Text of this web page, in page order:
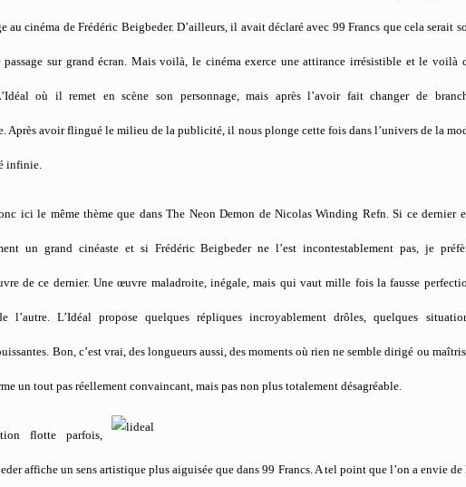
au cinéma de Frédéric Beigbeder. D’ailleurs, il avait déclaré avec 99 Francs que cela serait
sur grand écran. Mais voilà, le cinéma exerce une attirance irrésistible et le voilà
où il remet en scène son personnage, mais après l’avoir fait changer de
Après avoir flingué le milieu de la publicité, il nous plonge cette fois dans l’univers de la
infinie.
ici le même thème que dans The Neon Demon de Nicolas Winding Refn. Si ce dernier
un grand cinéaste et si Frédéric Beigbeder ne l’est incontestablement pas, je
de ce dernier. Une œuvre maladroite, inégale, mais qui vaut mille fois la fausse
l’autre. L’Idéal propose quelques répliques incroyablement drôles, quelques
Bon, c’est vrai, des longueurs aussi, des moments où rien ne semble dirigé ou
un tout pas réellement convaincant, mais pas non plus totalement désagréable.
flotte parfois,
affiche un sens artistique plus aiguisée que dans 99 Francs. A tel point que l’on a envie de